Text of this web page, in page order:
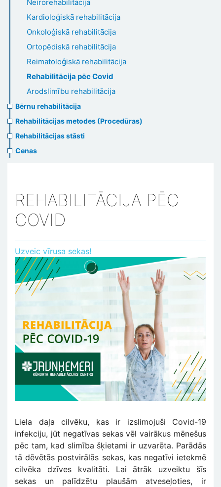
Neirorehabilitācija
Kardioloģiskā rehabilitācija
Onkoloģiskā rehabilitācija
Ortopēdiskā rehabilitācija
Reimatoloģiskā rehabilitācija
Rehabilitācija pēc Covid
Arodslimību rehabilitācija
Bērnu rehabilitācija
Rehabilitācijas metodes (Procedūras)
Rehabilitācijas stāsti
Cenas
REHABILITĀCIJA PĒC
COVID
Uzveic vīrusa sekas!
Liela daļa cilvēku, kas ir izslimojuši Covid-19
infekciju, jūt negatīvas sekas vēl vairākus mēnešus
pēc tam, kad slimība šķietami ir uzvarēta. Parādās
tā dēvētās postvirālās sekas, kas negatīvi ietekmē
cilvēka dzīves kvalitāti. Lai ātrāk uzveiktu šīs
sekas un palīdzētu plaušām atveseļoties, ir